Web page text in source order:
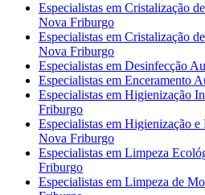
Especialistas em Cristalização
Nova Friburgo
Especialistas em Cristalização
Nova Friburgo
Especialistas em Desinfecção
Especialistas em Enceramento
Especialistas em Higienização
Friburgo
Especialistas em Higienização
Nova Friburgo
Especialistas em Limpeza
Friburgo
Especialistas em Limpeza de